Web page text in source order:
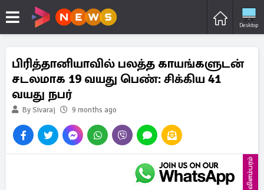
Desktop
பிரித்தானியாவில் பலத்த காயங்களுடன்
சடலமாக 19 வயது பெண்: சிக்கிய 41
வயது நபர்
By Sivaraj 9 months ago
விளம்பரம்